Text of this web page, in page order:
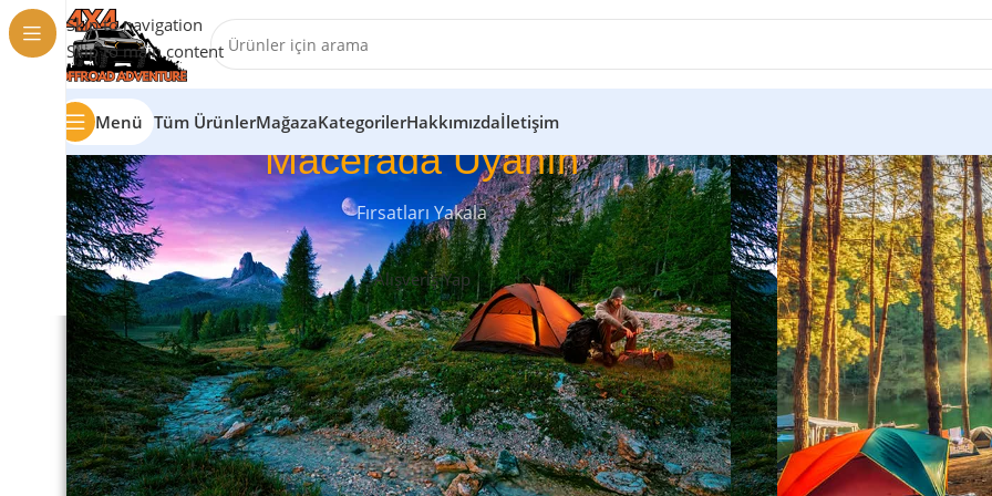
Skip to navigation
Skip to main content
Menü Tüm ÜrünlerMağazaKategorilerHakkımızdaİletişim
Macerada Uyanın
Fırsatları Yakala
Alışveriş Yap